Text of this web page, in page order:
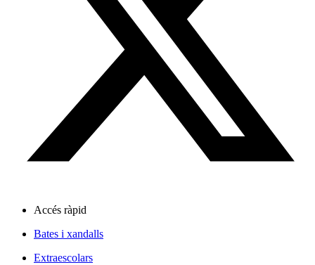
Accés ràpid
Bates i xandalls
Extraescolars